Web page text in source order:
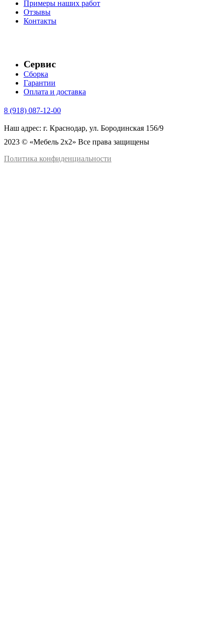
Примеры наших работ
Отзывы
Контакты
Сервис
Сборка
Гарантии
Оплата и доставка
8 (918) 087-12-00
Наш адрес: г. Краснодар, ул. Бородинская 156/9
2023 © «Мебель 2x2» Все права защищены
Политика конфиденциальности